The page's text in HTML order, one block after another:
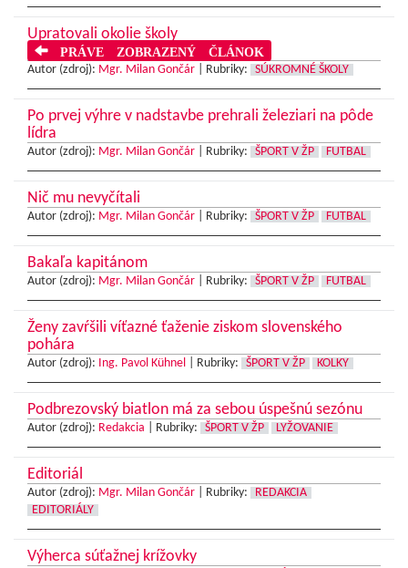
Upratovali okolie školy
PRÁVE ZOBRAZENÝ ČLÁNOK
Autor (zdroj): Mgr. Milan Gončár Rubriky: SÚKROMNÉ ŠKOLY
Po prvej výhre v nadstavbe prehrali železiari na pôde
lídra
Autor (zdroj): Mgr. Milan Gončár Rubriky: ŠPORT V ŽP FUTBAL
Nič mu nevyčítali
Autor (zdroj): Mgr. Milan Gončár Rubriky: ŠPORT V ŽP FUTBAL
Bakaľa kapitánom
Autor (zdroj): Mgr. Milan Gončár Rubriky: ŠPORT V ŽP FUTBAL
Ženy zavŕšili víťazné ťaženie ziskom slovenského
pohára
Autor (zdroj): Ing. Pavol Kühnel Rubriky: ŠPORT V ŽP KOLKY
Podbrezovský biatlon má za sebou úspešnú sezónu
Autor (zdroj): Redakcia Rubriky: ŠPORT V ŽP LYŽOVANIE
Editoriál
Autor (zdroj): Mgr. Milan Gončár Rubriky:
REDAKCIA
EDITORIÁLY
Výherca súťažnej krížovky